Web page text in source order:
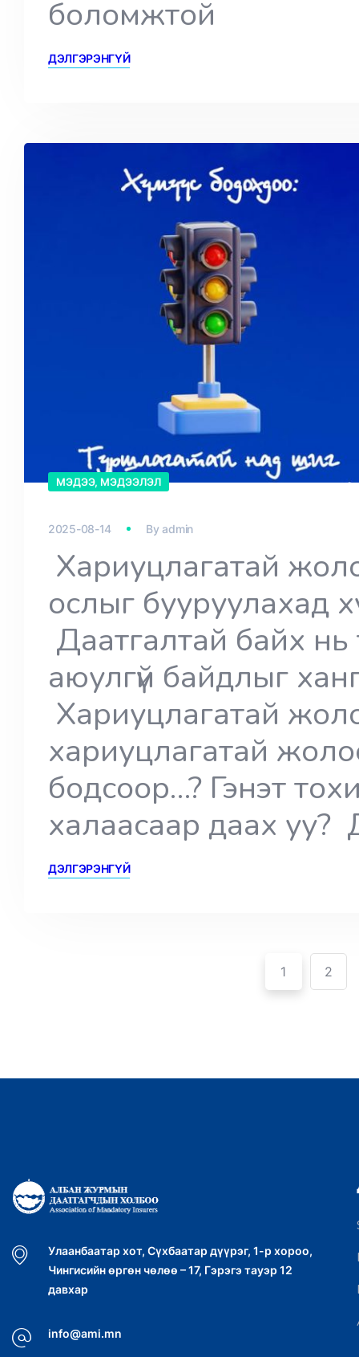
боломжтой
ДЭЛГЭРЭНГҮЙ
МЭДЭЭ, МЭДЭЭЛЭЛ
2025-08-14 Byadmin
Хариуцлагатай
ослыг бууруулахад
Даатгалтай байх
аюулгүй байдлыг
Хариуцлагатай
хариуцлагатай
бодсоор…? Гэнэт
халаасаар даах уу?
ДЭЛГЭРЭНГҮЙ
1 2
Улаанбаатар хот, Сүхбаатар дүүрэг, 1-р хороо,
Чингисийн өргөн чөлөө – 17, Гэрэгэ тауэр 12
давхар
info@ami.mn